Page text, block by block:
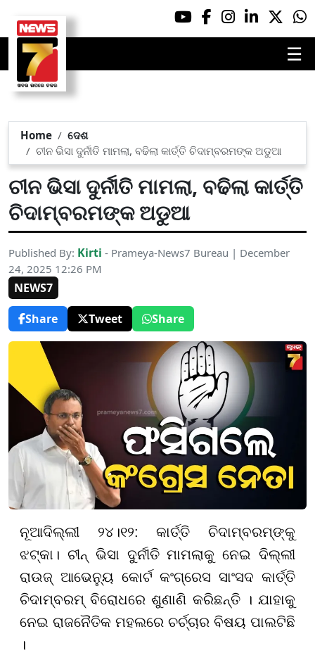
☰
Home
ଦେଶ
ଚୀନ ଭିସା ଦୁର୍ନୀତି ମାମଲା, ବଢିଲା କାର୍ତ୍ତି ଚିଦାମ୍ବରମଙ୍କ ଅଡୁଆ
ଚୀନ ଭିସା ଦୁର୍ନୀତି ମାମଲା, ବଢିଲା କାର୍ତ୍ତି
ଚିଦାମ୍ବରମଙ୍କ ଅଡୁଆ
Published By: Kirti - Prameya-News7 Bureau | December
24, 2025 12:26 PM
NEWS7
Share
Tweet Share
ନୂଆଦିଲ୍ଲୀ ୨୪।୧୨: କାର୍ତ୍ତି ଚିଦାମ୍ବରମ୍‌ଙ୍କୁ
ଝଟ୍‌କା। ଚୀନ୍ ଭିସା ଦୁର୍ନୀତି ମାମଲାକୁ ନେଇ ଦିଲ୍ଲୀ
ରାଉଜ୍ ଆଭେନ୍ୟୁ କୋର୍ଟ କଂଗ୍ରେସ ସାଂସଦ କାର୍ତ୍ତି
ଚିଦାମ୍ବରମ୍‌ ବିରୋଧରେ ଶୁଣାଣି କରିଛନ୍ତି । ଯାହାକୁ
ନେଇ ରାଜନୈତିକ ମହଲରେ ଚର୍ଚ୍ଚାର ବିଷୟ ପାଲଟିଛି
।